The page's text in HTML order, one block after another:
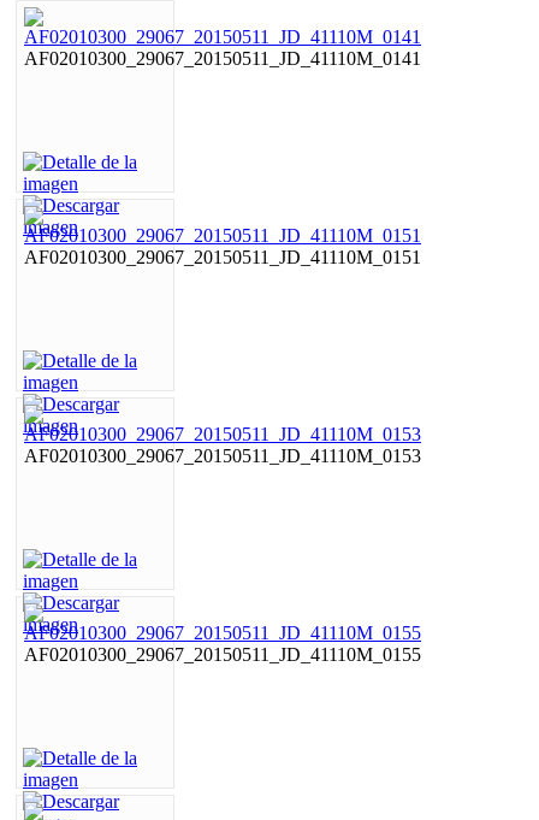
AF02010300_29067_20150511_JD_41110M_0141
AF02010300_29067_20150511_JD_41110M_0151
AF02010300_29067_20150511_JD_41110M_0153
AF02010300_29067_20150511_JD_41110M_0155